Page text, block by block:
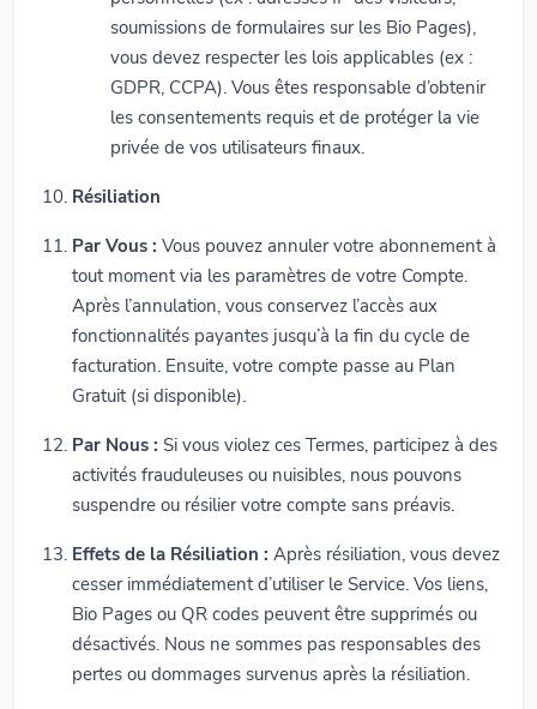
soumissions de formulaires sur les Bio Pages),
vous devez respecter les lois applicables (ex :
GDPR, CCPA). Vous êtes responsable d’obtenir
les consentements requis et de protéger la vie
privée de vos utilisateurs finaux.
Résiliation
Par Vous : Vous pouvez annuler votre abonnement à
tout moment via les paramètres de votre Compte.
Après l’annulation, vous conservez l’accès aux
fonctionnalités payantes jusqu’à la fin du cycle de
facturation. Ensuite, votre compte passe au Plan
Gratuit (si disponible).
Par Nous : Si vous violez ces Termes, participez à des
activités frauduleuses ou nuisibles, nous pouvons
suspendre ou résilier votre compte sans préavis.
Effets de la Résiliation : Après résiliation, vous devez
cesser immédiatement d’utiliser le Service. Vos liens,
Bio Pages ou QR codes peuvent être supprimés ou
désactivés. Nous ne sommes pas responsables des
pertes ou dommages survenus après la résiliation.